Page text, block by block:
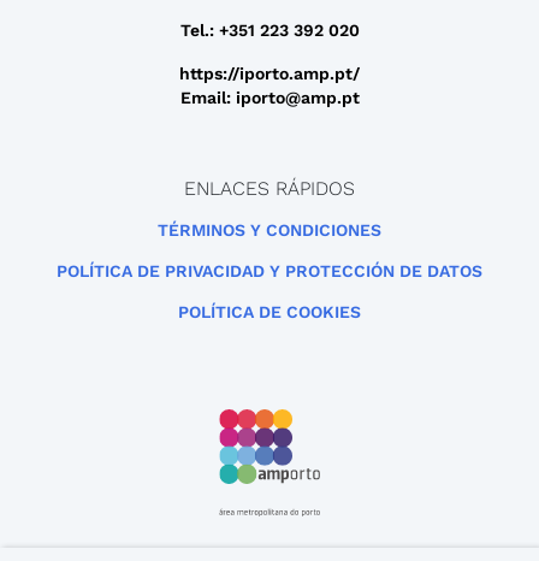
Tel.: +351 223 392 020
https://iporto.amp.pt/
Email: iporto@amp.pt
ENLACES RÁPIDOS
TÉRMINOS Y CONDICIONES
POLÍTICA DE PRIVACIDAD Y PROTECCIÓN DE DATOS
POLÍTICA DE COOKIES